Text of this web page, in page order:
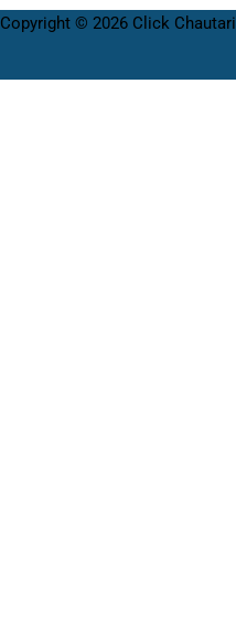
Copyright © 2026 Click Chautari